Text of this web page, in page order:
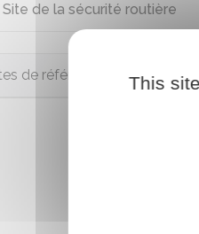
Site de la sécurité routière
de référence This